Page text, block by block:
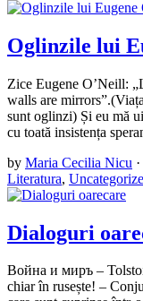
Oglinzile lui
Zice Eugene O’Neill:
walls are
sunt oglinzi) Și eu mă
cu toată insistența
by Maria Cecilia Nicu ·
Literatura,
Dialoguri
Война и миръ –
chiar în rusește! –